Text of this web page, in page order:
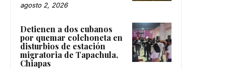
agosto 2, 2026
Detienen a dos cubanos
por quemar colchoneta en
disturbios de estación
migratoria de Tapachula,
Chiapas